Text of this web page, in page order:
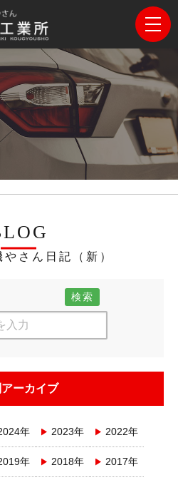
やさん日記（新）
検索
ーカイブ
年 2023年 2022年
年 2018年 2017年